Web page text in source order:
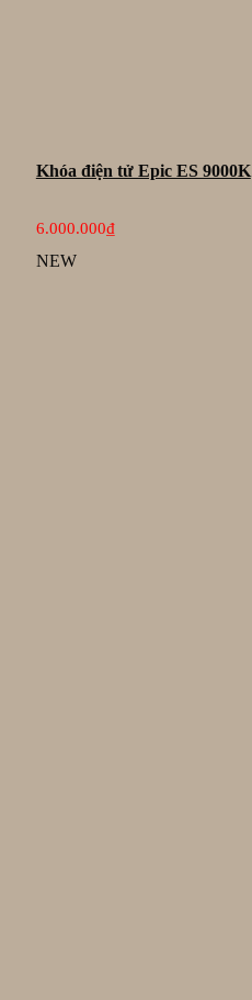
Khóa điện tử Epic ES 9000K
6.000.000₫
NEW